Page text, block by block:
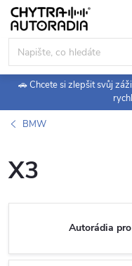
Přejít
obsah
🚗 Chcete si zlepšit svůj
BMW
X3
Autorádia